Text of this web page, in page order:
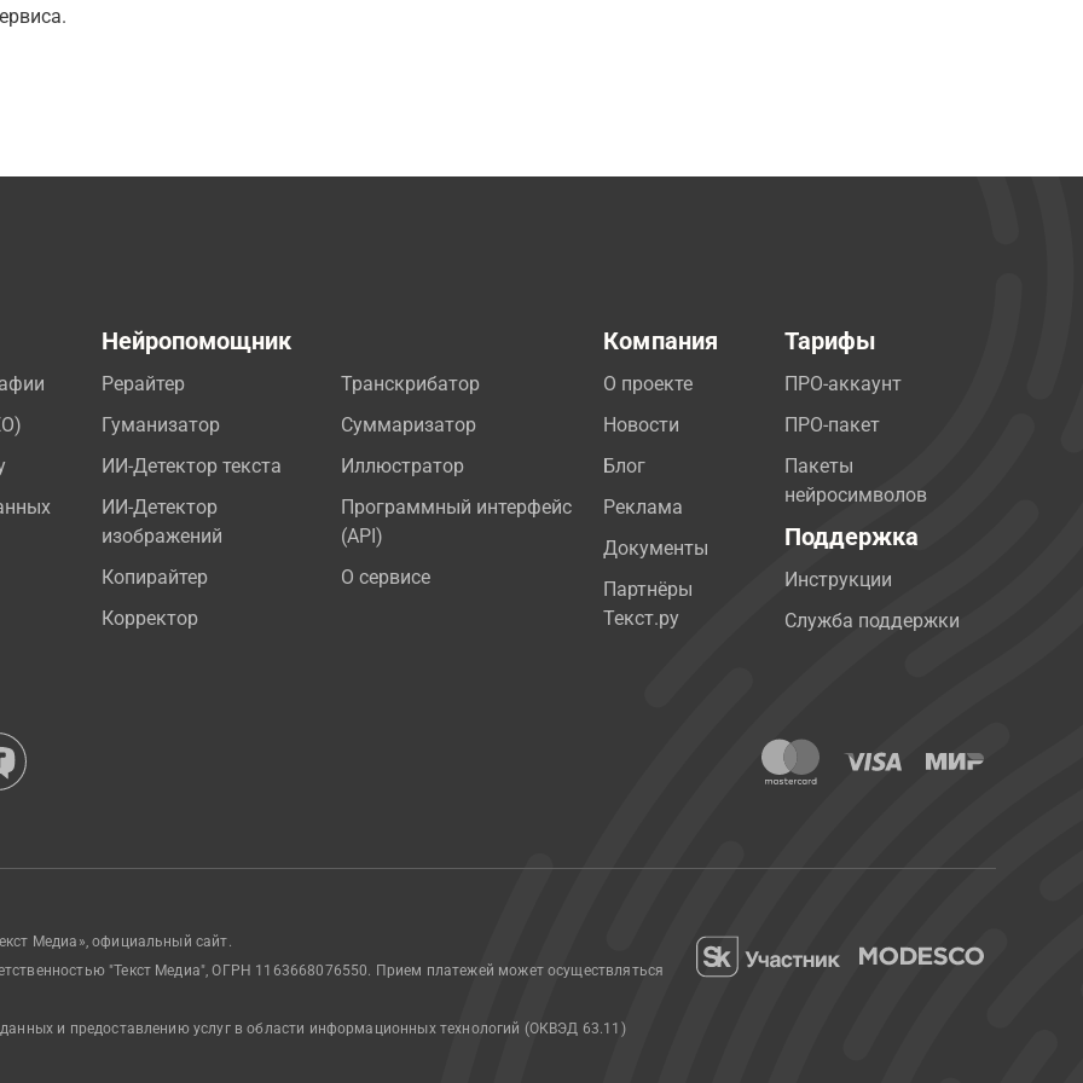
Нейропомощник
Рерайтер
Гуманизатор
ИИ-Детектор текста
ИИ-Детектор
изображений
Копирайтер
Корректор
Транскрибатор
Суммаризатор
Иллюстратор
Программный интерфейс
(API)
О сервисе
Компания
О проекте
Новости
Блог
Реклама
Документы
Партнёры
Текст.ру
Тарифы
ПРО-аккаунт
ПРО-пакет
Пакеты
нейросимволов
Поддержка
Инструкции
Служба поддержки
Медиа», официальный сайт.
"Текст Медиа", ОГРН 1163668076550. Прием платежей может осуществляться
и предоставлению услуг в области информационных технологий (ОКВЭД 63.11)